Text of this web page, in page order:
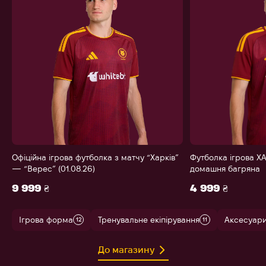
Офіційна ігрова футболка з матчу “Харків”
— “Верес” (01.08.26)
9 999 ₴
Футболка ігрова
домашня багряна
4 999 ₴
Ігрова форма 12 Тренувальне екіпірування 11
До магазину